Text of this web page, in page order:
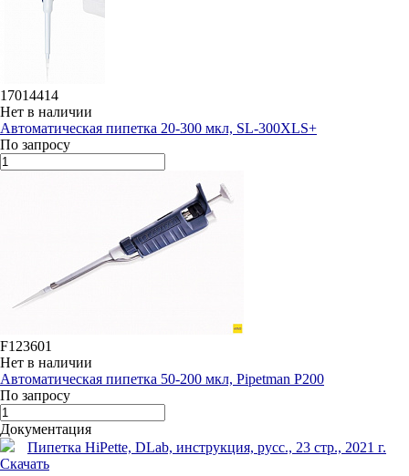
17014414
Нет в наличии
Автоматическая пипетка 20-300 мкл, SL-300XLS+
По запросу
F123601
Нет в наличии
Автоматическая пипетка 50-200 мкл, Pipetman P200
По запросу
Документация
Пипетка HiPette, DLab, инструкция, русс., 23 стр., 2021 г.
Скачать